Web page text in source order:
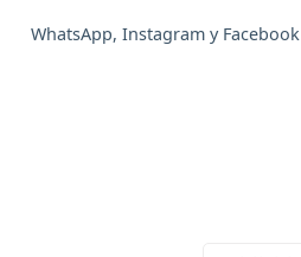
WhatsApp, Instagram y